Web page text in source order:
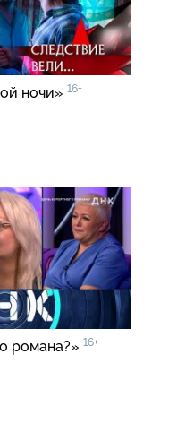
ночи» 16+
романа?» 16+